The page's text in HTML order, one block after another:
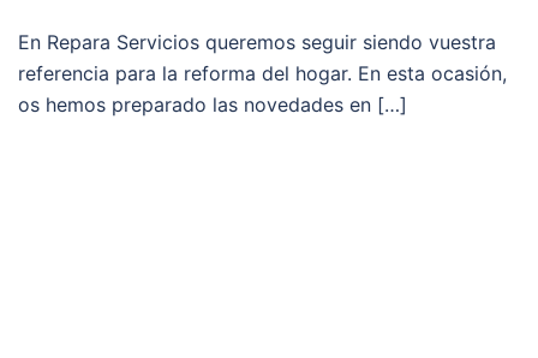
En Repara Servicios queremos seguir siendo vuestra
referencia para la reforma del hogar. En esta ocasión,
os hemos preparado las novedades en […]